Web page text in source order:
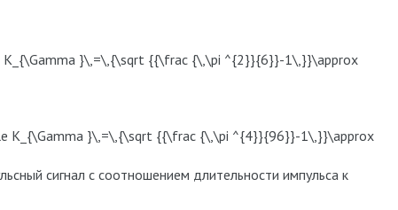
K_{\Gamma }\,=\,{\sqrt {{\frac {\,\pi ^{2}}{6}}-1\,}}\approx
K_{\Gamma }\,=\,{\sqrt {{\frac {\,\pi ^{4}}{96}}-1\,}}\approx
сигнал с соотношением длительности импульса к